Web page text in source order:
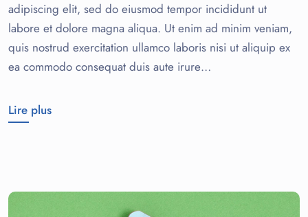
adipiscing elit, sed do eiusmod tempor incididunt ut
labore et dolore magna aliqua. Ut enim ad minim veniam,
quis nostrud exercitation ullamco laboris nisi ut aliquip ex
ea commodo consequat duis aute irure…
Lire plus